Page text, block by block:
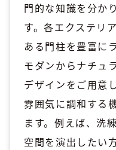
門的な知識を分か
す。各エクステリ
ある門柱を豊富に
モダンからナチュ
デザインをご用意
雰囲気に調和する
ます。例えば、洗
空間を演出したい